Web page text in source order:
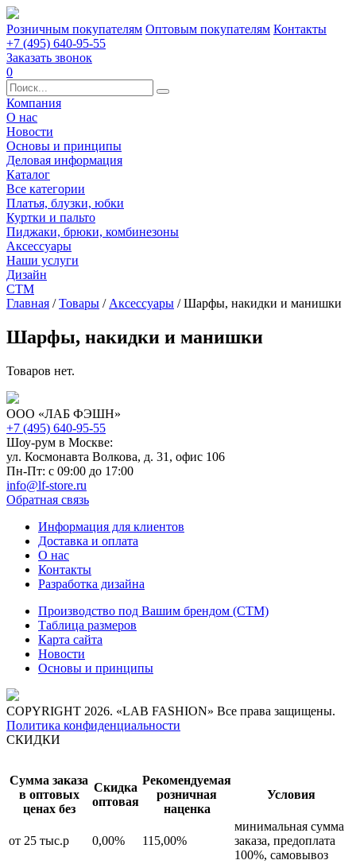
Розничным покупателям Оптовым покупателям Контакты
+7 (495) 640-95-55
Заказать звонок
0
Компания
О нас
Новости
Основы и принципы
Деловая информация
Каталог
Все категории
Платья, блузки, юбки
Куртки и пальто
Пиджаки, брюки, комбинезоны
Аксессуары
Наши услуги
Дизайн
СТМ
Главная / Товары / Аксессуары /Шарфы, накидки и манишки
Шарфы, накидки и манишки
Товаров нет.
ООО «ЛАБ ФЭШН»
+7 (495) 640-95-55
Шоу-рум в Москве:
ул. Космонавта Волкова, д. 31, офис 106
Пн-Пт: с 09:00 до 17:00
info@lf-store.ru
Обратная связь
Информация для клиентов
Доставка и оплата
О нас
Контакты
Разработка дизайна
Производство под Вашим брендом (СТМ)
Таблица размеров
Карта сайта
Новости
Основы и принципы
COPYRIGHT 2026. «LAB FASHION» Все права защищены.
Политика конфиденциальности
СКИДКИ
Сумма заказа
в оптовых
ценах без
Скидка
оптовая
Рекомендуемая
розничная
наценка
Условия
от 25 тыс.р 0,00% 115,00%
минимальная сумма
заказа, предоплата
100%, самовывоз